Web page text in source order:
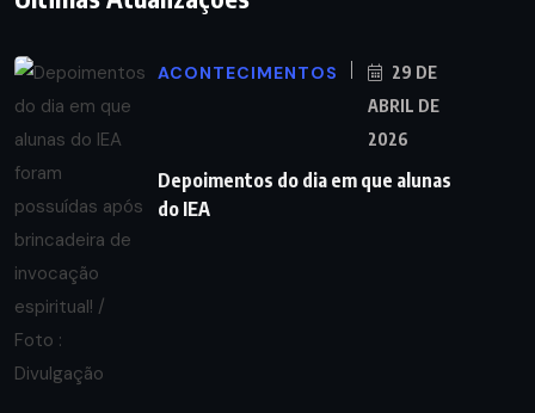
ACONTECIMENTOS
29 DE
ABRIL DE
2026
Depoimentos do dia em que alunas
do IEA